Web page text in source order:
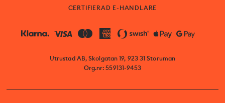
CERTIFIERAD E-HANDLARE
Utrustad AB, Skolgatan 19, 923 31 Storuman
Org.nr: 559131-9453